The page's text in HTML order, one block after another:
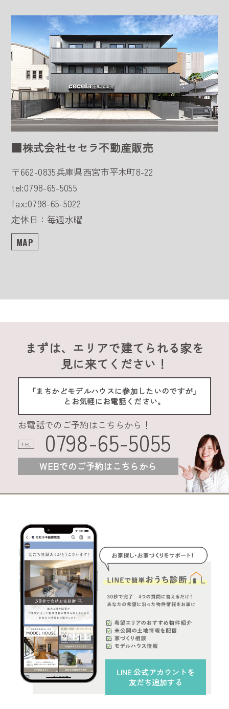
■株式会社セセラ不動産販売
〒662-0835兵庫県西宮市平木町8-22
tel:0798-65-5055
fax:0798-65-5022
定休日：毎週水曜
MAP
まずは、エリアで建てられる家を
見に来てください！
「まちかどモデルハウスに参加したいのですが」
とお気軽にお電話ください。
お電話でのご予約はこちらから！
TEL 0798-65-5055
WEBでのご予約はこちらから
LINE 公式アカウントを
友だち追加する